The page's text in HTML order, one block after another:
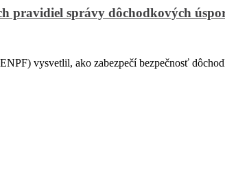
pravidiel správy dôchodkových
vysvetlil, ako zabezpečí bezpečnosť